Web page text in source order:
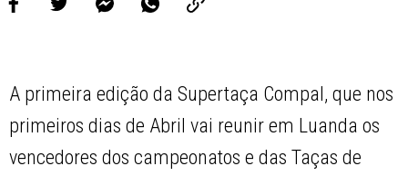
A primeira edição da Supertaça Compal, que nos
primeiros dias de Abril vai reunir em Luanda os
vencedores dos campeonatos e das Taças de